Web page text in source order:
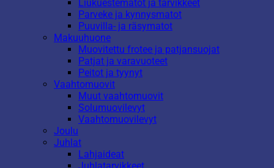
Liukuestematot ja tarvikkeet
Parveke ja kynnysmatot
Puuvilla- ja räsymatot
Makuuhuone
Muovitettu frotee ja patjansuojat
Patjat ja varavuoteet
Peitot ja tyynyt
Vaahtomuovit
Muut vaahtomuovit
Solumuovilevyt
Vaahtomuovilevyt
Joulu
Juhlat
Lahjaideat